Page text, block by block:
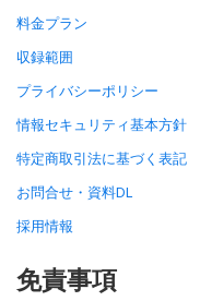
料金プラン
収録範囲
プライバシーポリシー
情報セキュリティ基本方針
特定商取引法に基づく表記
お問合せ・資料DL
採用情報
免責事項